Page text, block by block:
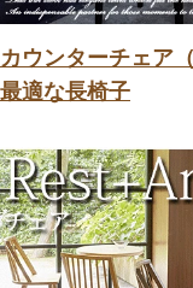
カウンターチェア
最適な長椅子